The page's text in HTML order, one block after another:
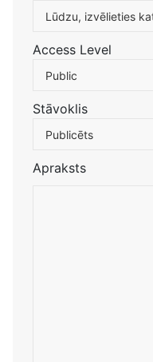
Atlasiet
Lūdzu, izvēlieties
Access Level
Public
Stāvoklis
Publicēts
Apraksts